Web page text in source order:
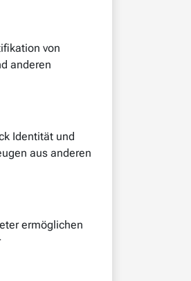
von
anderen
Identität und
aus anderen
ermöglichen